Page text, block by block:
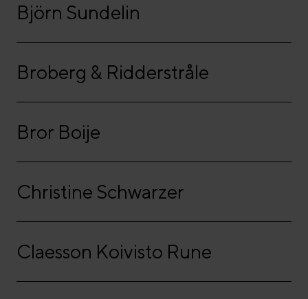
Björn Sundelin
Broberg & Ridderstråle
Bror Boije
Christine Schwarzer
Claesson Koivisto Rune